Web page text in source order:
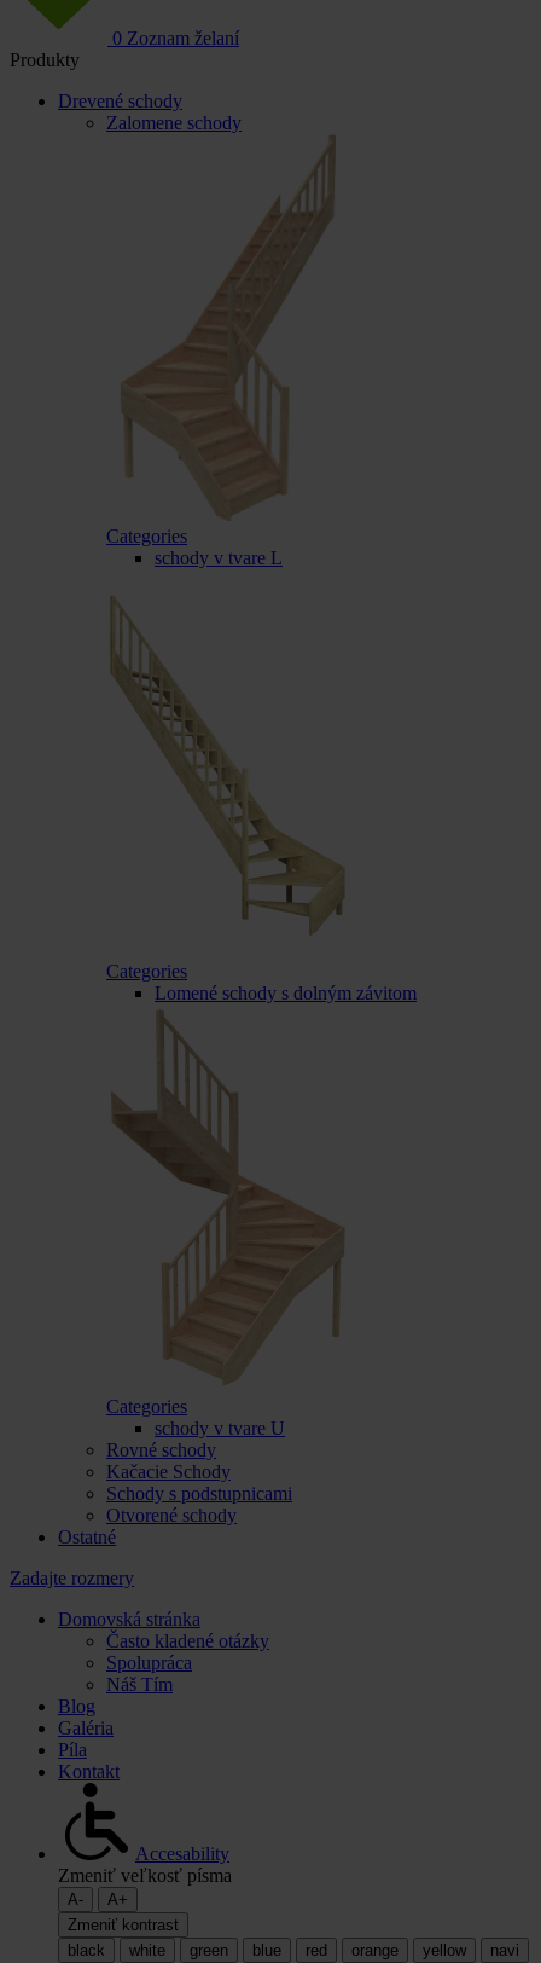
0 Zoznam želaní
Produkty
Drevené schody
Zalomene schody
Categories
schody v tvare L
Categories
Lomené schody s dolným závitom
Categories
schody v tvare U
Rovné schody
Kačacie Schody
Schody s podstupnicami
Otvorené schody
Ostatné
Zadajte rozmery
Domovská stránka
Často kladené otázky
Spolupráca
Náš Tím
Blog
Galéria
Píla
Kontakt
Accesability
Zmeniť veľkosť písma
A-
A+
Zmeniť kontrast
black
white green blue red orange yellow navi